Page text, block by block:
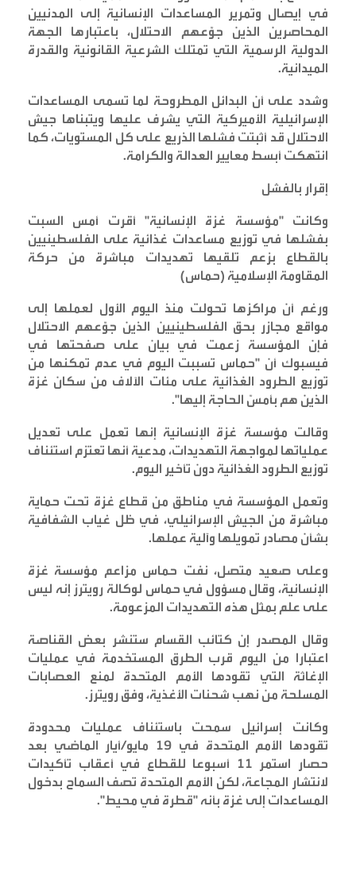
في إيصال وتمرير المساعدات الإنسانية إلى المدنيين
المحاصرين الذين جوّعهم الاحتلال، باعتبارها الجهة
الدولية الرسمية التي تمتلك الشرعية القانونية والقدرة
الميدانية.
وشدد على أن البدائل المطروحة لما تسمى المساعدات
الإسرائيلية الأميركية التي يشرف عليها ويتبناها جيش
الاحتلال قد أثبتت فشلها الذريع على كل المستويات، كما
انتهكت أبسط معايير العدالة والكرامة.
إقرار بالفشل
وكانت "مؤسسة غزة الإنسانية" أقرت أمس السبت
بفشلها في توزيع مساعدات غذائية على الفلسطينيين
بالقطاع بزعم تلقيها تهديدات مباشرة من حركة
المقاومة الإسلامية (حماس)
ورغم أن مراكزها تحولت منذ اليوم الأول لعملها إلى
مواقع مجازر بحق الفلسطينيين الذين جوّعهم الاحتلال
فإن المؤسسة زعمت في بيان على صفحتها في
فيسبوك أن "حماس تسببت اليوم في عدم تمكنها من
توزيع الطرود الغذائية على مئات الآلاف من سكان غزة
الذين هم بأمسّ الحاجة إليها".
وقالت مؤسسة غزة الإنسانية إنها تعمل على تعديل
عملياتها لمواجهة التهديدات، مدعية أنها تعتزم استئناف
توزيع الطرود الغذائية دون تأخير اليوم.
وتعمل المؤسسة في مناطق من قطاع غزة تحت حماية
مباشرة من الجيش الإسرائيلي، في ظل غياب الشفافية
بشأن مصادر تمويلها وآلية عملها.
وعلى صعيد متصل، نفت حماس مزاعم مؤسسة غزة
الإنسانية، وقال مسؤول في حماس لوكالة رويترز إنه ليس
على علم بمثل هذه التهديدات المزعومة.
وقال المصدر إن كتائب القسام ستنشر بعض القناصة
اعتبارا من اليوم قرب الطرق المستخدمة في عمليات
الإغاثة التي تقودها الأمم المتحدة لمنع العصابات
المسلحة من نهب شحنات الأغذية، وفق رويترز.
وكانت إسرائيل سمحت باستئناف عمليات محدودة
تقودها الأمم المتحدة في 19 مايو/أيار الماضي بعد
حصار استمر 11 أسبوعا للقطاع في أعقاب تأكيدات
لانتشار المجاعة، لكن الأمم المتحدة تصف السماح بدخول
المساعدات إلى غزة بأنه "قطرة في محيط".